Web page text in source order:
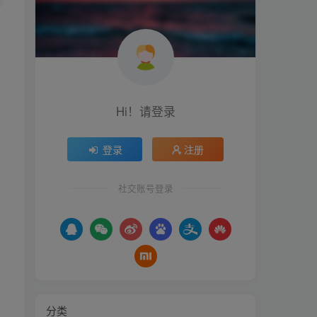
Hi！请登录
登录 注册
社交账号登录
分类